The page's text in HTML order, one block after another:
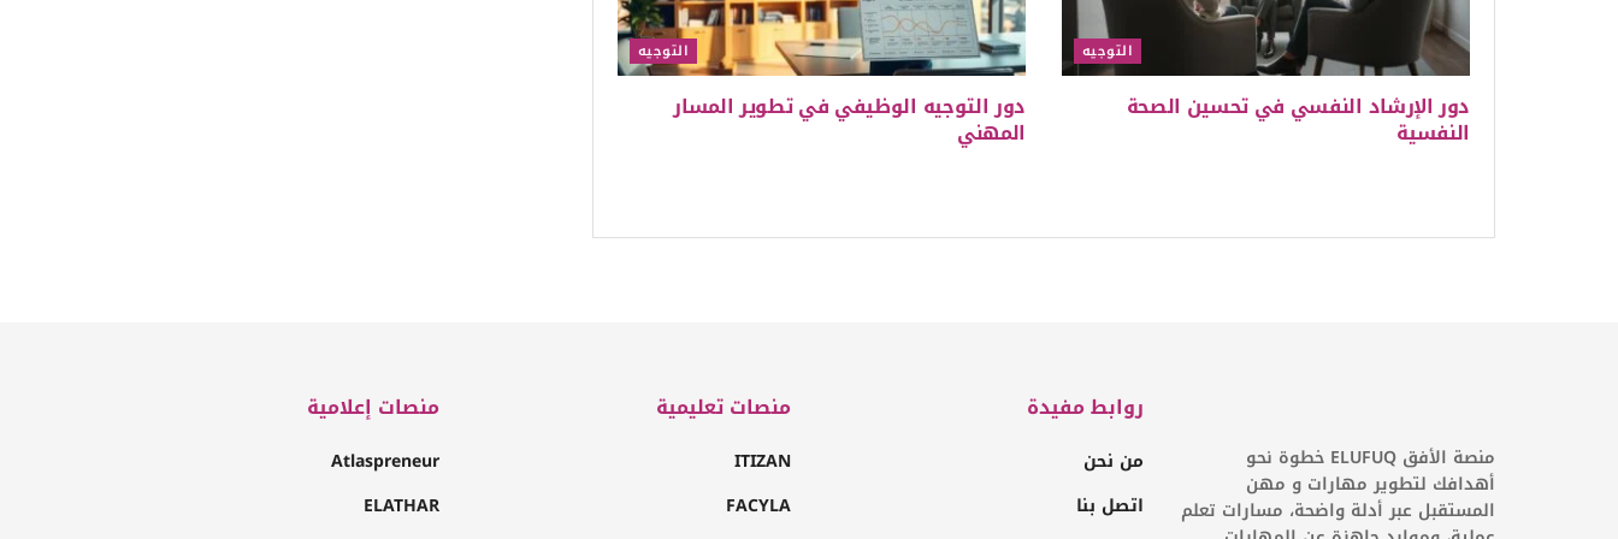
التوجيه
دور الإرشاد النفسي في تحسين الصحة
النفسية
التوجيه
دور التوجيه الوظيفي في تطوير المسار
المهني
منصة الأفق ELUFUQ خطوة نحو
أهدافك لتطوير مهارات و مهن
المستقبل عبر أدلة واضحة، مسارات تعلم
روابط مفيدة
من نحن
اتصل بنا
منصات تعليمية
ITIZAN
FACYLA
منصات إعلامية
Atlaspreneur
ELATHAR